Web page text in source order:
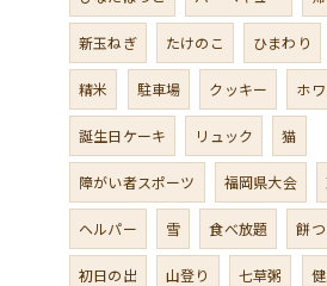
新玉ねぎ たけのこ ひまわり
精米 駐車場 クッキー ホ
誕生日ケーキ リュック 猫
障がい者スポーツ 福岡県大会
ヘルパー 雪 食べ放題 餅
初日の出 山登り 七草粥